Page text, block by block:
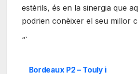
estèrils, és en la sinergia que
podrien conèixer el seu millor
“`
Bordeaux P2 – Touly i